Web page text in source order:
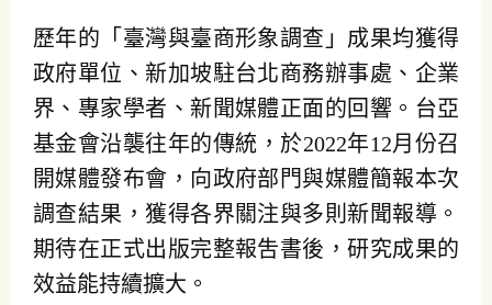
歷年的「臺灣與臺商形象調查」成果均獲得
政府單位、新加坡駐台北商務辦事處、企業
界、專家學者、新聞媒體正面的回響。台亞
基金會沿襲往年的傳統，於2022年12月份召
開媒體發布會，向政府部門與媒體簡報本次
調查結果，獲得各界關注與多則新聞報導。
期待在正式出版完整報吿書後，研究成果的
效益能持續擴大。